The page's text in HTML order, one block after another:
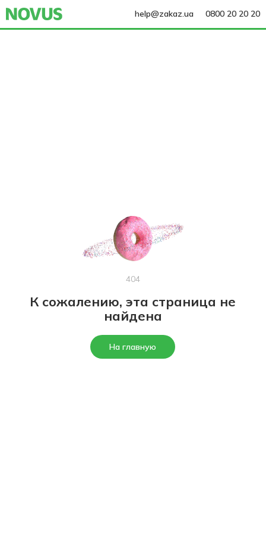
help@zakaz.ua 0800 20 20 20
404
К сожалению, эта страница не
найдена
На главную